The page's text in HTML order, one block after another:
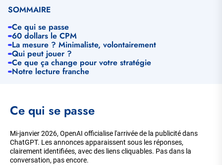
SOMMAIRE
Ce qui se passe
60 dollars le CPM
La mesure ? Minimaliste, volontairement
Qui peut jouer ?
Ce que ça change pour votre stratégie
Notre lecture franche
Ce qui se passe
Mi-janvier 2026, OpenAI officialise l'arrivée de la publicité dans
ChatGPT. Les annonces apparaissent sous les réponses,
clairement identifiées, avec des liens cliquables. Pas dans la
conversation, pas encore.